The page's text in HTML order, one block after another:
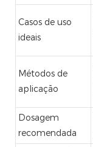
Casos de uso
ideais
Métodos de
aplicação
Dosagem
recomendada